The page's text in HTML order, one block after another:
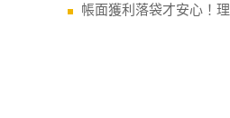
帳面獲利落袋才安心！